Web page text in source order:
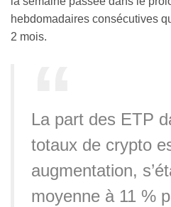
hebdomadaires consécutives
2 mois.
La part des ETP
totaux de crypto
augmentation,
moyenne à 11 %